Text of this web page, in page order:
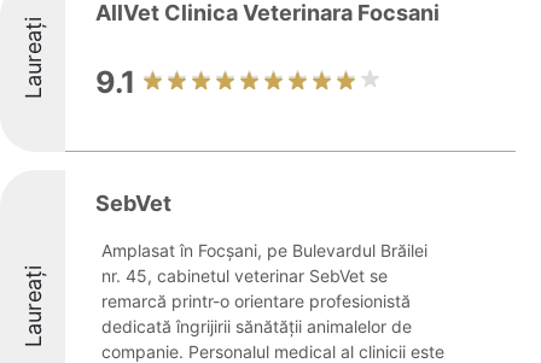
Laureați
AllVet Clinica Veterinara Focsani
9.1
Laureați
SebVet
Amplasat în Focșani, pe Bulevardul Brăilei
nr. 45, cabinetul veterinar SebVet se
remarcă printr-o orientare profesionistă
dedicată îngrijirii sănătății animalelor de
companie. Personalul medical al clinicii este